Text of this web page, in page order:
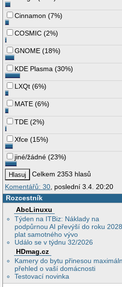
Cinnamon (7%)
COSMIC (2%)
GNOME (18%)
KDE Plasma (30%)
LXQt (6%)
MATE (6%)
TDE (2%)
Xfce (15%)
jiné/žádné (23%)
Celkem 2353 hlasů
Komentářů: 30 , poslední 3.4. 20:20
Rozcestník
AbcLinuxu
Týden na ITBiz: Náklady na
podpůrnou AI převýší do roku 2028
plat samotného vývo
Událo se v týdnu 32/2026
HDmag.cz
Kamery do bytu přinesou
přehled o vaší domácnosti
Testovací novinka